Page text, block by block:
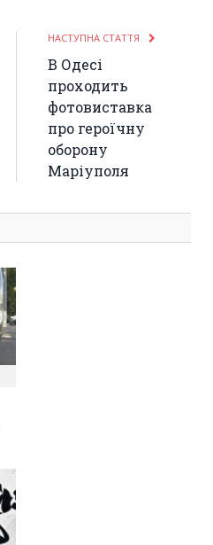
НАСТУПНА СТАТТЯ
В Одесі
проходить
фотовиставка
про героїчну
оборону
Маріуполя